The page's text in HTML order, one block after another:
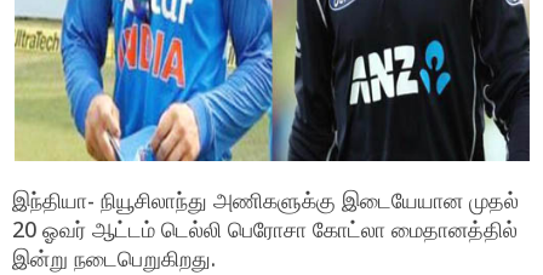
இந்தியா- நியூசிலாந்து அணிகளுக்கு இடையேயான முதல்
20 ஓவர் ஆட்டம் டெல்லி பெரோசா கோட்லா மைதானத்தில்
இன்று நடைபெறுகிறது.